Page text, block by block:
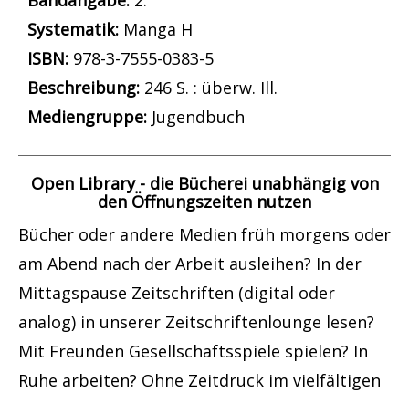
opens in new tab
Diesen Link in neuem Tab öffnen
Systematik: Suche nach dieser Systematik
Manga H
Suche nach diesem Interessenskreis
ISBN: 978-3-7555-0383-5
Beschreibung: 246 S. : überw. Ill.
Suche nach dieser Beteiligten Person
Mediengruppe: Jugendbuch
Open Library - die Bücherei unabhängig von
den Öffnungszeiten nutzen
Bücher oder andere Medien früh morgens oder
am Abend nach der Arbeit ausleihen? In der
Mittagspause Zeitschriften (digital oder
analog) in unserer Zeitschriftenlounge lesen?
Mit Freunden Gesellschaftsspiele spielen? In
Ruhe arbeiten? Ohne Zeitdruck im vielfältigen